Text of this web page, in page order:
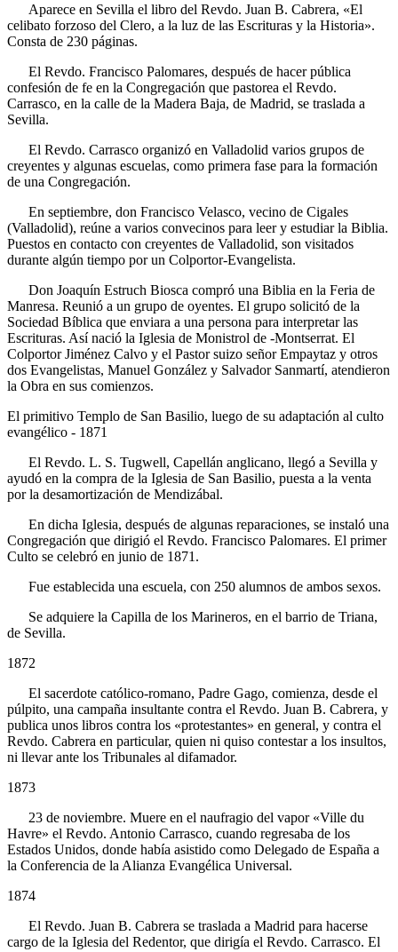
Aparece en Sevilla el libro del Revdo. Juan B. Cabrera, «El
celibato forzoso del Clero, a la luz de las Escrituras y la Historia».
Consta de 230 páginas.
El Revdo. Francisco Palomares, después de hacer pública
confesión de fe en la Congregación que pastorea el Revdo.
Carrasco, en la calle de la Madera Baja, de Madrid, se traslada a
Sevilla.
El Revdo. Carrasco organizó en Valladolid varios grupos de
creyentes y algunas escuelas, como primera fase para la formación
de una Congregación.
En septiembre, don Francisco Velasco, vecino de Cigales
(Valladolid), reúne a varios convecinos para leer y estudiar la Biblia.
Puestos en contacto con creyentes de Valladolid, son visitados
durante algún tiempo por un Colportor-Evangelista.
Don Joaquín Estruch Biosca compró una Biblia en la Feria de
Manresa. Reunió a un grupo de oyentes. El grupo solicitó de la
Sociedad Bíblica que enviara a una persona para interpretar las
Escrituras. Así nació la Iglesia de Monistrol de -Montserrat. El
Colportor Jiménez Calvo y el Pastor suizo señor Empaytaz y otros
dos Evangelistas, Manuel González y Salvador Sanmartí, atendieron
la Obra en sus comienzos.
El primitivo Templo de San Basilio, luego de su adaptación al culto
evangélico - 1871
El Revdo. L. S. Tugwell, Capellán anglicano, llegó a Sevilla y
ayudó en la compra de la Iglesia de San Basilio, puesta a la venta
por la desamortización de Mendizábal.
En dicha Iglesia, después de algunas reparaciones, se instaló una
Congregación que dirigió el Revdo. Francisco Palomares. El primer
Culto se celebró en junio de 1871.
Fue establecida una escuela, con 250 alumnos de ambos sexos.
Se adquiere la Capilla de los Marineros, en el barrio de Triana,
de Sevilla.
1872
El sacerdote católico-romano, Padre Gago, comienza, desde el
púlpito, una campaña insultante contra el Revdo. Juan B. Cabrera, y
publica unos libros contra los «protestantes» en general, y contra el
Revdo. Cabrera en particular, quien ni quiso contestar a los insultos,
ni llevar ante los Tribunales al difamador.
1873
23 de noviembre. Muere en el naufragio del vapor «Ville du
Havre» el Revdo. Antonio Carrasco, cuando regresaba de los
Estados Unidos, donde había asistido como Delegado de España a
la Conferencia de la Alianza Evangélica Universal.
1874
El Revdo. Juan B. Cabrera se traslada a Madrid para hacerse
cargo de la Iglesia del Redentor, que dirigía el Revdo. Carrasco. El